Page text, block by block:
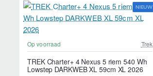
NIEUW
Op voorraad Trek
TREK Charter+ 4 Nexus 5 riem 540 Wh
Lowstep DARKWEB XL 59cm XL 2026